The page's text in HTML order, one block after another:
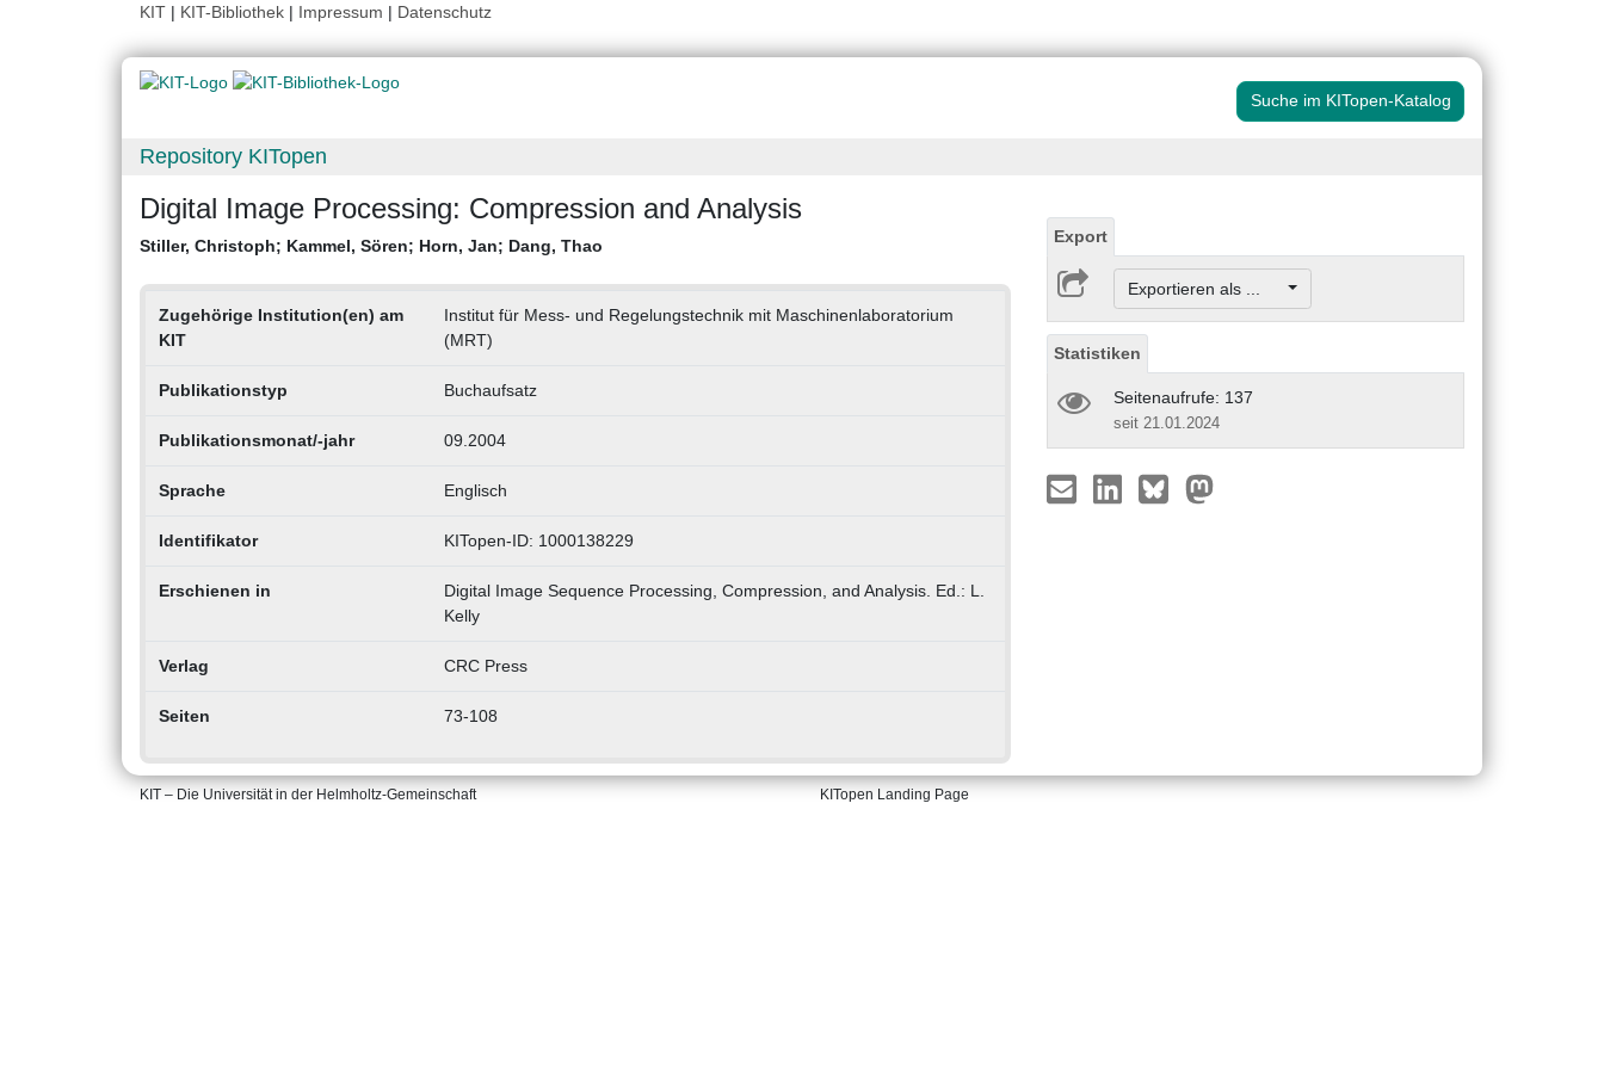
KIT | KIT-Bibliothek | Impressum | Datenschutz
Suche im KITopen-Katalog
Repository KITopen
Digital Image Processing: Compression and Analysis
Stiller, Christoph; Kammel, Sören; Horn, Jan; Dang, Thao
Zugehörige Institution(en) am
KIT
Institut für Mess- und Regelungstechnik mit Maschinenlaboratorium
(MRT)
Publikationstyp Buchaufsatz
Publikationsmonat/-jahr 09.2004
Sprache Englisch
Identifikator KITopen-ID: 1000138229
Erschienen in
Digital Image Sequence Processing, Compression, and Analysis. Ed.: L.
Kelly
Verlag CRC Press
Seiten 73-108
Export
Exportieren als ...
Statistiken
Seitenaufrufe: 137
seit 21.01.2024
KIT – Die Universität in der Helmholtz-Gemeinschaft KITopen Landing Page